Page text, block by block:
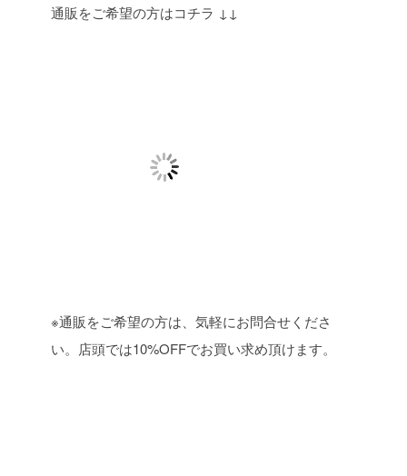
通販をご希望の方はコチラ ↓↓
※通販をご希望の方は、気軽にお問合せくださ
い。店頭では10%OFFでお買い求め頂けます。